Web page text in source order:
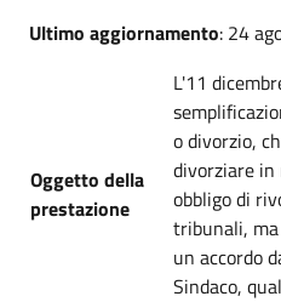
Ultimo aggiornamento: 24
Oggetto della
prestazione
L'11
o divorzio,
divorziare in
obbligo di
tribunali,
un accordo
Sindaco,